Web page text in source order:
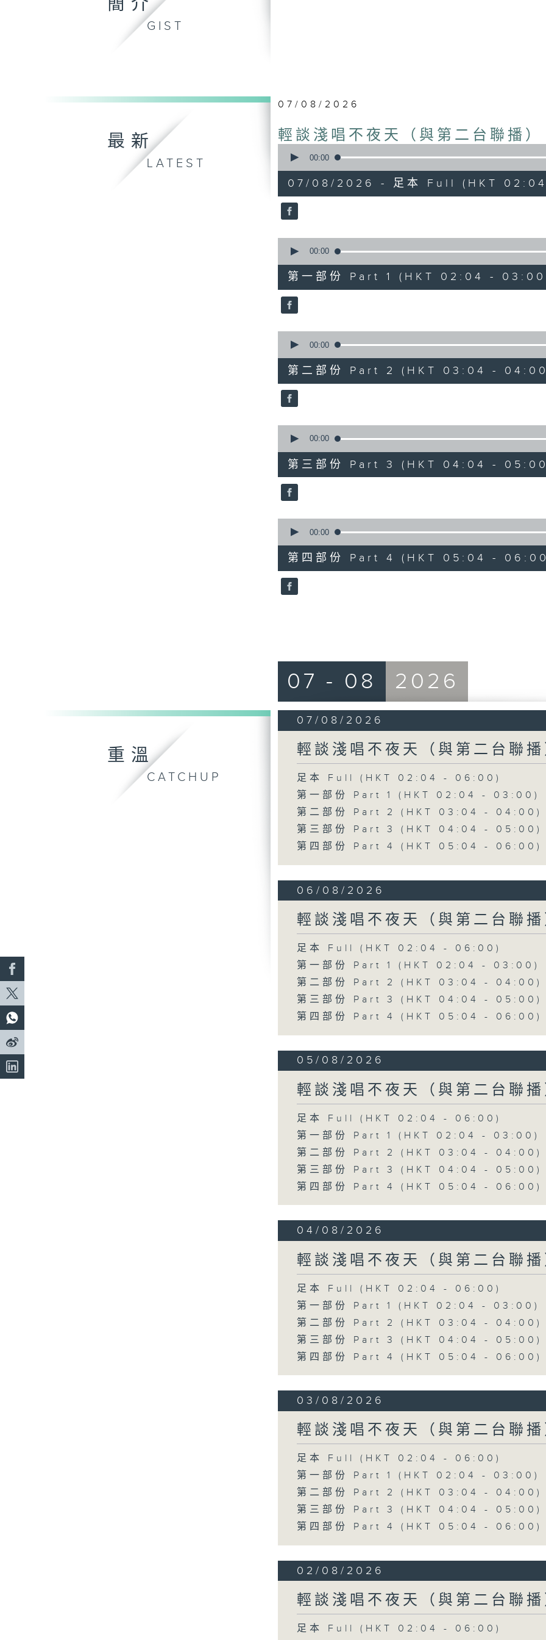
簡介
GIST
最新
LATEST
07/08/2026
輕談淺唱不夜天（與第二台聯播）
seconds
hours,
43
minutes,
59
90%
00:00
07/08/2026 - 足本 Full (HKT
seconds
56
minutes,
0
seconds
90%
00:00
第一部份 Part 1 (HKT 02:04 -
seconds
56
minutes,
9
seconds
90%
00:00
第二部份 Part 2 (HKT 03:04 -
seconds
56
minutes,
10
seconds
90%
00:00
第三部份 Part 3 (HKT 04:04 -
seconds
56
minutes,
9
seconds
90%
00:00
第四部份 Part 4 (HKT 05:04 -
重溫
CATCHUP
07 - 08 2026
07/08/2026
輕談淺唱不夜天（與第二台聯
足本 Full (HKT 02:04 - 06:00)
第一部份 Part 1 (HKT 02:04 - 03:00)
第二部份 Part 2 (HKT 03:04 - 04:00)
第三部份 Part 3 (HKT 04:04 - 05:00)
第四部份 Part 4 (HKT 05:04 - 06:00)
06/08/2026
輕談淺唱不夜天（與第二台聯
足本 Full (HKT 02:04 - 06:00)
第一部份 Part 1 (HKT 02:04 - 03:00)
第二部份 Part 2 (HKT 03:04 - 04:00)
第三部份 Part 3 (HKT 04:04 - 05:00)
第四部份 Part 4 (HKT 05:04 - 06:00)
05/08/2026
輕談淺唱不夜天（與第二台聯
足本 Full (HKT 02:04 - 06:00)
第一部份 Part 1 (HKT 02:04 - 03:00)
第二部份 Part 2 (HKT 03:04 - 04:00)
第三部份 Part 3 (HKT 04:04 - 05:00)
第四部份 Part 4 (HKT 05:04 - 06:00)
04/08/2026
輕談淺唱不夜天（與第二台聯
足本 Full (HKT 02:04 - 06:00)
第一部份 Part 1 (HKT 02:04 - 03:00)
第二部份 Part 2 (HKT 03:04 - 04:00)
第三部份 Part 3 (HKT 04:04 - 05:00)
第四部份 Part 4 (HKT 05:04 - 06:00)
03/08/2026
輕談淺唱不夜天（與第二台聯
足本 Full (HKT 02:04 - 06:00)
第一部份 Part 1 (HKT 02:04 - 03:00)
第二部份 Part 2 (HKT 03:04 - 04:00)
第三部份 Part 3 (HKT 04:04 - 05:00)
第四部份 Part 4 (HKT 05:04 - 06:00)
02/08/2026
輕談淺唱不夜天（與第二台聯
足本 Full (HKT 02:04 - 06:00)